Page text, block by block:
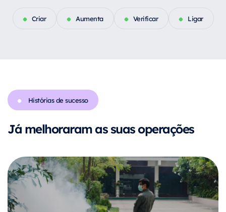
Criar Aumenta Verificar Ligar
Histórias de sucesso
Já melhoraram as suas operações